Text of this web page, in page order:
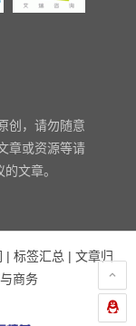
创，请勿随意
章或资源等请
文章。
| 标签汇总 | 文章归
商务